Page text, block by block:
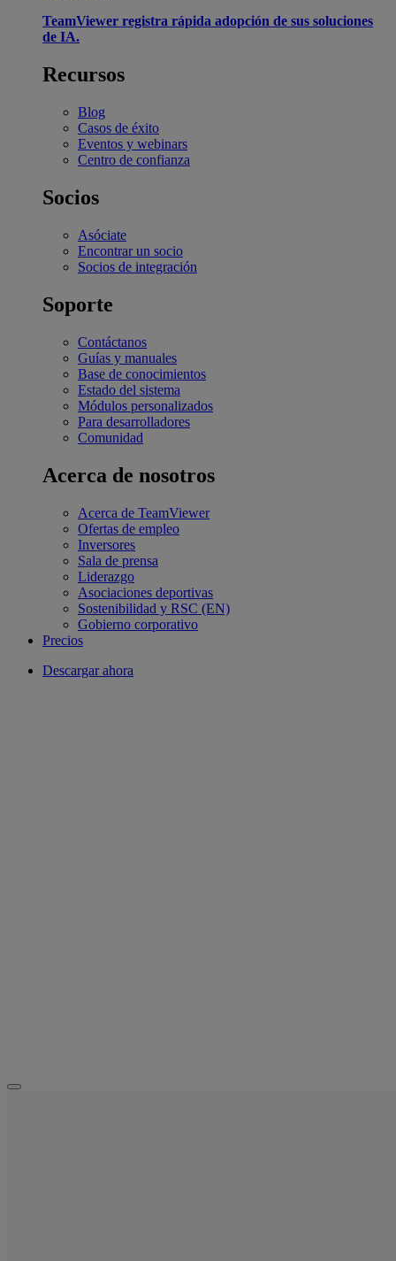
TeamViewer registra rápida adopción de sus soluciones
de IA.
Recursos
Blog
Casos de éxito
Eventos y webinars
Centro de confianza
Socios
Asóciate
Encontrar un socio
Socios de integración
Soporte
Contáctanos
Guías y manuales
Base de conocimientos
Estado del sistema
Módulos personalizados
Para desarrolladores
Comunidad
Acerca de nosotros
Acerca de TeamViewer
Ofertas de empleo
Inversores
Sala de prensa
Liderazgo
Asociaciones deportivas
Sostenibilidad y RSC (EN)
Gobierno corporativo
Precios
Descargar ahora